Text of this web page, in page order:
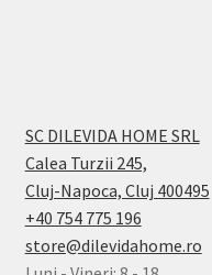
SC DILEVIDA HOME SRL
Calea Turzii 245,
Cluj-Napoca, Cluj 400495
+40 754 775 196
store@dilevidahome.ro